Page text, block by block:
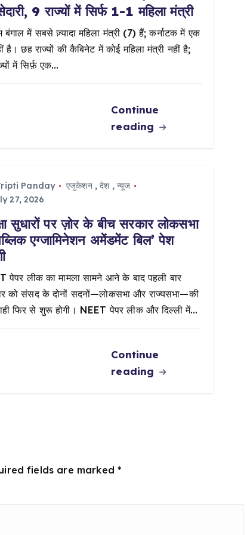
9 राज्यों में सिर्फ 1-1 महिला मंत्री
बंगाल में सबसे ज़्यादा महिला मंत्री (7) हैं; कर्नाटक में एक
है। छह राज्यों की कैबिनेट में कोई महिला मंत्री नहीं है;
में सिर्फ़ एक…
Continue
reading
Panday एजुकेशन,देश ,न्यूज
27, 2026
सुधारों पर ज़ोर के बीच सरकार लोकसभा
एग्जामिनेशन अमेंडमेंट बिल’ पेश
पेपर लीक का मामला सामने आने के बाद पहली बार
को संसद के दोनों सदनों—लोकसभा और राज्यसभा—की
फिर से शुरू होगी। NEET पेपर लीक और दिल्ली में…
Continue
reading
fields are marked*